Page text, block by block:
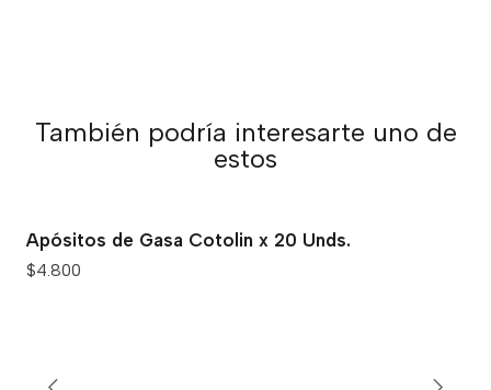
También podría interesarte uno de
estos
Apósitos de Gasa Cotolin x 20 Unds.
$4.800